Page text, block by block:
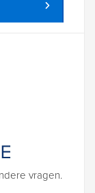
vragen.